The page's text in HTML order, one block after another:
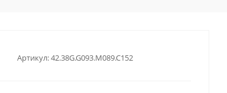
Артикул:42.38G.G093.M089.C152